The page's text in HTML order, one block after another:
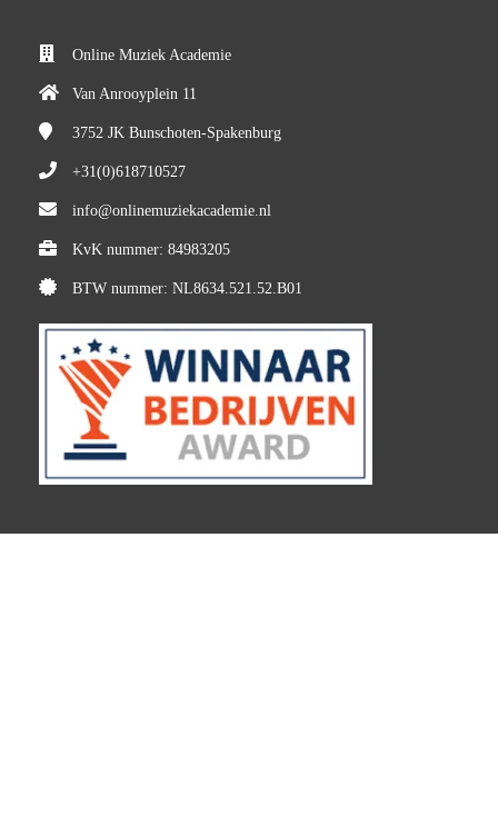
Online Muziek Academie
Van Anrooyplein 11
3752 JK Bunschoten-Spakenburg
+31(0)618710527
info@onlinemuziekacademie.nl
KvK nummer: 84983205
BTW nummer: NL8634.521.52.B01